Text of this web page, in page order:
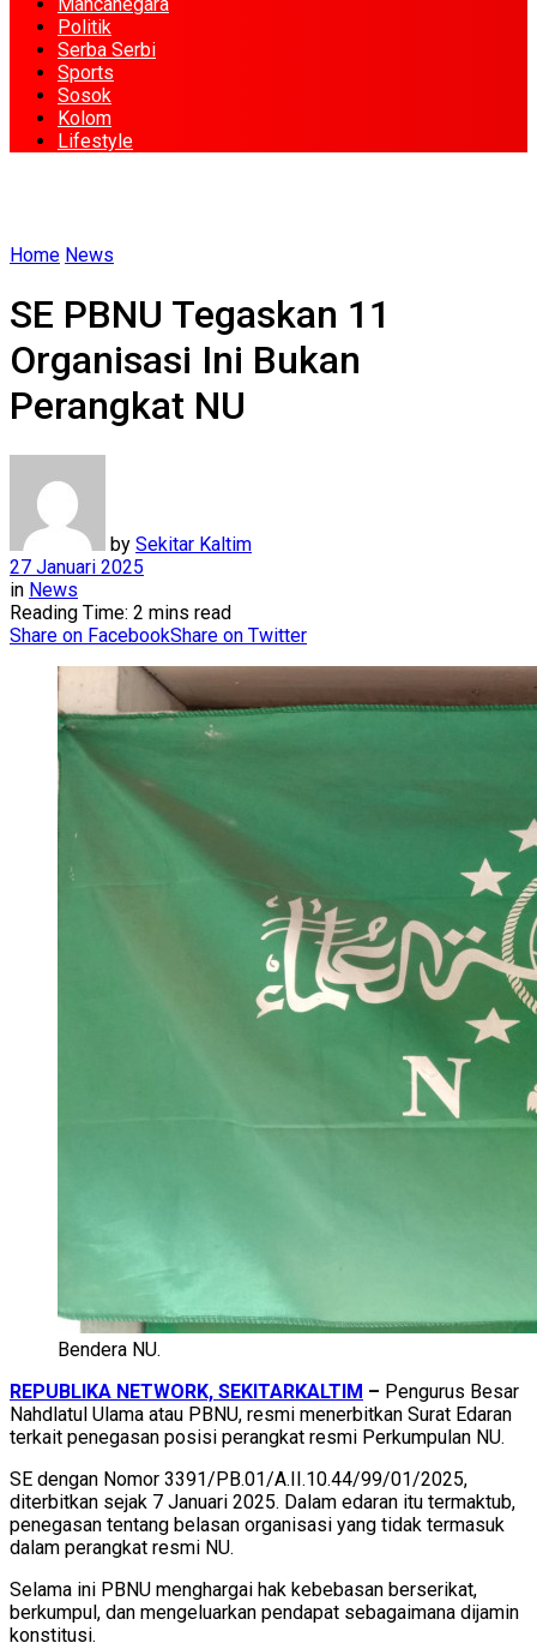
Politik
Serba Serbi
Sports
Sosok
Kolom
Lifestyle
Home News
SE PBNU Tegaskan 11
Organisasi Ini Bukan
Perangkat NU
by Sekitar Kaltim
27 Januari 2025
in News
Reading Time: 2 mins read
Share on FacebookShare on Twitter
Bendera NU.
REPUBLIKA NETWORK, SEKITARKALTIM – Pengurus Besar
Nahdlatul Ulama atau PBNU, resmi menerbitkan Surat Edaran
terkait penegasan posisi perangkat resmi Perkumpulan NU.
SE dengan Nomor 3391/PB.01/A.II.10.44/99/01/2025,
diterbitkan sejak 7 Januari 2025. Dalam edaran itu termaktub,
penegasan tentang belasan organisasi yang tidak termasuk
dalam perangkat resmi NU.
Selama ini PBNU menghargai hak kebebasan berserikat,
berkumpul, dan mengeluarkan pendapat sebagaimana dijamin
konstitusi.